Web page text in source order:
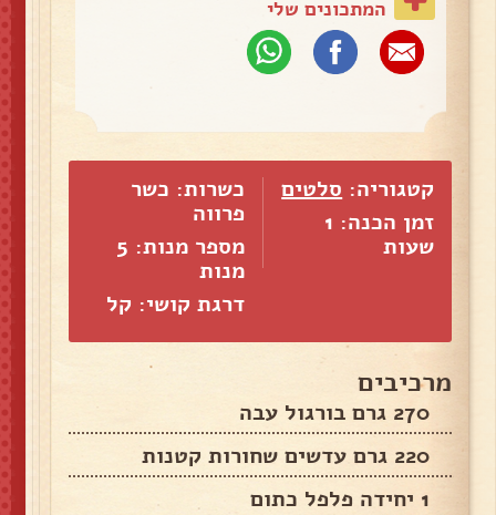
המתכונים שלי
קטגוריה: סלטים
זמן הכנה: 1
שעות
כשרות: כשר
פרווה
מספר מנות: 5
מנות
דרגת קושי: קל
מרכיבים
270 גרם בורגול עבה
220 גרם עדשים שחורות קטנות
1 יחידה פלפל כתום